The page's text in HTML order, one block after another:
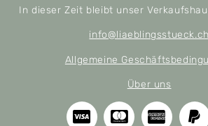
In dieser Zeit bleibt unser
info@liaeblingsstueck.ch
Allgemeine
Über uns